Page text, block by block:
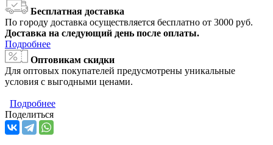
Бесплатная доставка
По городу доставка осуществляется бесплатно от 3000 руб.
Доставка на следующий день после оплаты.
Подробнее
Оптовикам скидки
Для оптовых покупателей предусмотрены уникальные
условия с выгодными ценами.
Подробнее
Поделиться